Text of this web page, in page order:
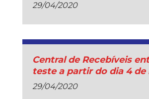
29/04/2020
Central de Recebíveis
teste a partir do dia 4 de
29/04/2020